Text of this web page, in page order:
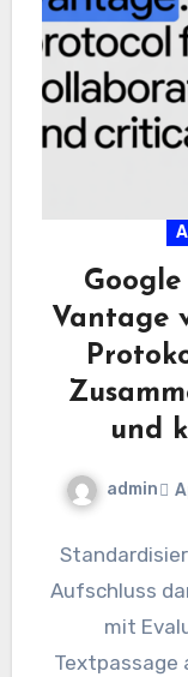
Vantage
und
admin
Aufschluss
mit
Textpassage